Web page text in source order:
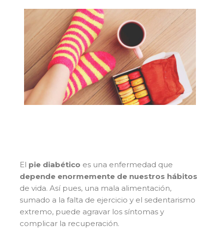
El pie diabético es una enfermedad que
depende enormemente de nuestros hábitos
de vida. Así pues, una mala alimentación,
sumado a la falta de ejercicio y el sedentarismo
extremo, puede agravar los síntomas y
complicar la recuperación.